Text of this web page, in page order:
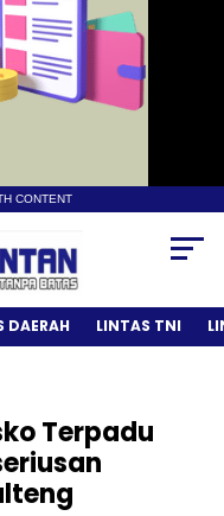
CONTENT
DAERAH LINTAS TNI
Terpadu